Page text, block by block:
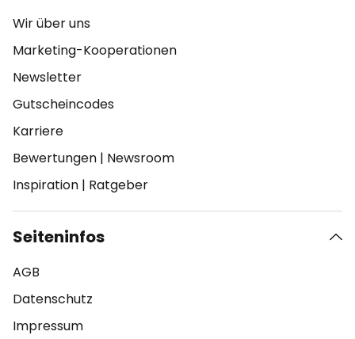
Wir über uns
Marketing-Kooperationen
Newsletter
Gutscheincodes
Karriere
Bewertungen | Newsroom
Inspiration | Ratgeber
Seiteninfos
AGB
Datenschutz
Impressum